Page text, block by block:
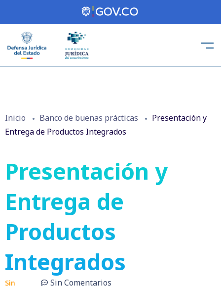
Inicio Banco de buenas prácticas
Presentación y
Entrega de Productos Integrados
Presentación y
Entrega de
Productos
Integrados
Sin
Sin Comentarios